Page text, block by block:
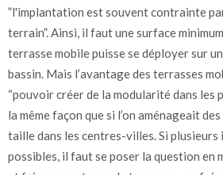
”l'implantation est souvent contrainte
terrain”. Ainsi, il faut une surface
terrasse mobile puisse se déployer sur
bassin. Mais l’avantage des terrasses
“pouvoir créer de la modularité dans les
la même façon que si l’on aménageait
taille dans les centres-villes. Si
possibles, il faut se poser la question en